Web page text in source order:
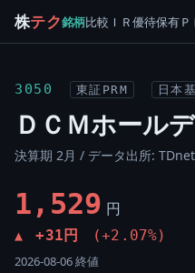
株テク銘柄比較 ＩＲ優待保有Ｐ
3050 東証PRM 日本
ＤＣＭホール
決算期 2月 / データ出所:
1,529 円
▲ +31円 (+2.07%)
2026-08-06 終値